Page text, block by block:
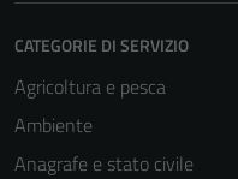
CATEGORIE DI SERVIZIO
Agricoltura e pesca
Ambiente
Anagrafe e stato civile